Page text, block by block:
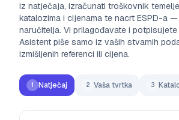
iz natječaja, izračunati troškovnik
katalozima i cijenama te nacrt ESPD-a
naručitelja. Vi prilagođavate i potpisujete
Asistent piše samo iz vaših stvarnih
izmišljenih referenci ili cijena.
1 Natječaj 2 Vaša tvrtka 3